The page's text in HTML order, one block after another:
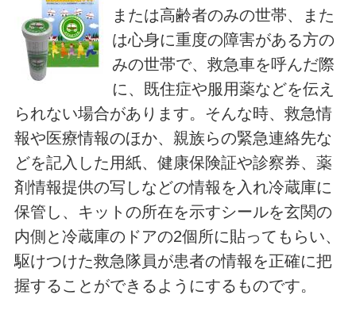
または高齢者のみの世帯、また
は心身に重度の障害がある方の
みの世帯で、救急車を呼んだ際
に、既住症や服用薬などを伝え
られない場合があります。そんな時、救急情
報や医療情報のほか、親族らの緊急連絡先な
どを記入した用紙、健康保険証や診察券、薬
剤情報提供の写しなどの情報を入れ冷蔵庫に
保管し、キットの所在を示すシールを玄関の
内側と冷蔵庫のドアの2個所に貼ってもらい、
駆けつけた救急隊員が患者の情報を正確に把
握することができるようにするものです。